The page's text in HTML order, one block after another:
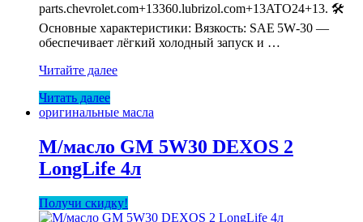
parts.chevrolet.com+13360.lubrizol.com+13ATO24+13. 🛠️
Основные характеристики: Вязкость: SAE 5W‑30 —
обеспечивает лёгкий холодный запуск и …
М/
GM
5W30
2
LongLife
1л
Читайте далее
Читать далее
оригинальные масла
М/масло GM 5W30 DEXOS 2
LongLife 4л
Получи скидку!